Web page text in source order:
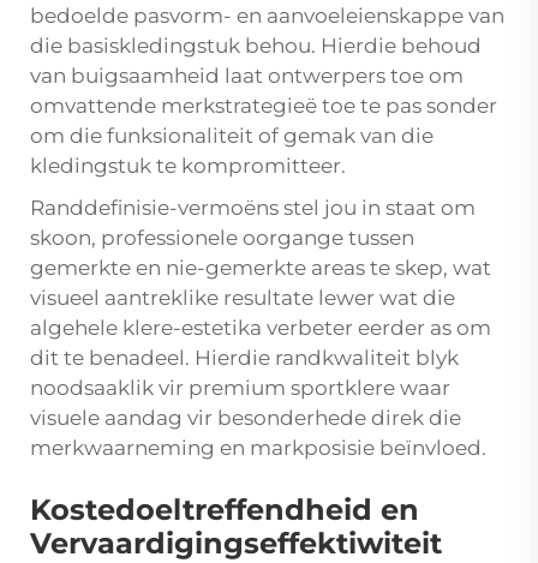
bedoelde pasvorm- en aanvoeleienskappe van
die basiskledingstuk behou. Hierdie behoud
van buigsaamheid laat ontwerpers toe om
omvattende merkstrategieë toe te pas sonder
om die funksionaliteit of gemak van die
kledingstuk te kompromitteer.
Randdefinisie-vermoëns stel jou in staat om
skoon, professionele oorgange tussen
gemerkte en nie-gemerkte areas te skep, wat
visueel aantreklike resultate lewer wat die
algehele klere-estetika verbeter eerder as om
dit te benadeel. Hierdie randkwaliteit blyk
noodsaaklik vir premium sportklere waar
visuele aandag vir besonderhede direk die
merkwaarneming en markposisie beïnvloed.
Kostedoeltreffendheid en
Vervaardigingseffektiwiteit